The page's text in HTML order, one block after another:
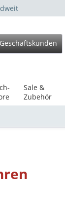
Geschäftskunden
Sale &
Zubehör